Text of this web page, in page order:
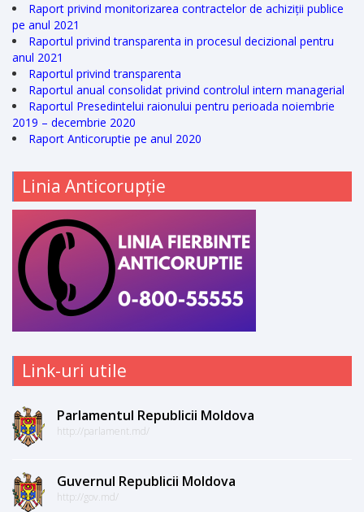
Raport privind monitorizarea contractelor de achiziții publice
pe anul 2021
Raportul privind transparenta in procesul decizional pentru
anul 2021
Raportul privind transparenta
Raportul anual consolidat privind controlul intern managerial
Raportul Presedintelui raionului pentru perioada noiembrie
2019 – decembrie 2020
Raport Anticoruptie pe anul 2020
Linia Anticorupție
Link-uri utile
Parlamentul Republicii Moldova
http://parlament.md/
Guvernul Republicii Moldova
http://gov.md/